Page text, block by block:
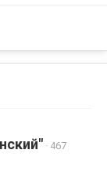
· 467